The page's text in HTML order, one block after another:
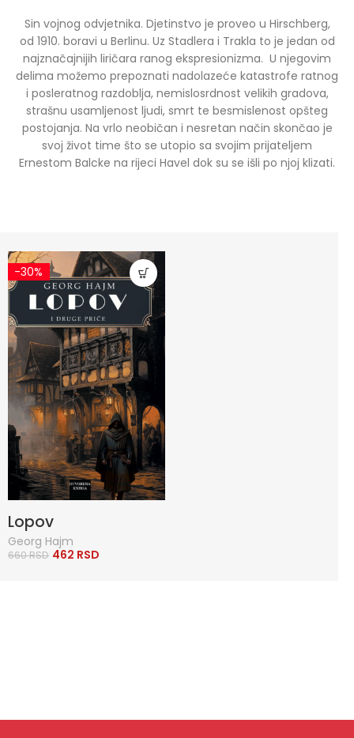
Sin vojnog odvjetnika. Djetinstvo je proveo u Hirschberg,
od 1910. boravi u Berlinu. Uz Stadlera i Trakla to je jedan od
najznačajnijih liričara ranog ekspresionizma. U njegovim
delima možemo prepoznati nadolazeće katastrofe ratnog
i posleratnog razdoblja, nemislosrdnost velikih gradova,
strašnu usamljenost ljudi, smrt te besmislenost opšteg
postojanja. Na vrlo neobičan i nesretan način skončao je
svoj život time što se utopio sa svojim prijateljem
Ernestom Balcke na rijeci Havel dok su se išli po njoj klizati.
-30%
Lopov
Georg Hajm
660RSD 462 RSD